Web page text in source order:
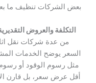
بعض الشركات تنظيف ما
التكلفة والعروض
من عدة شركات نقل
السعر يوضح الخدمات
مثل رسوم الوقود أو رسوم
أقل عرض سعر، بل قارن